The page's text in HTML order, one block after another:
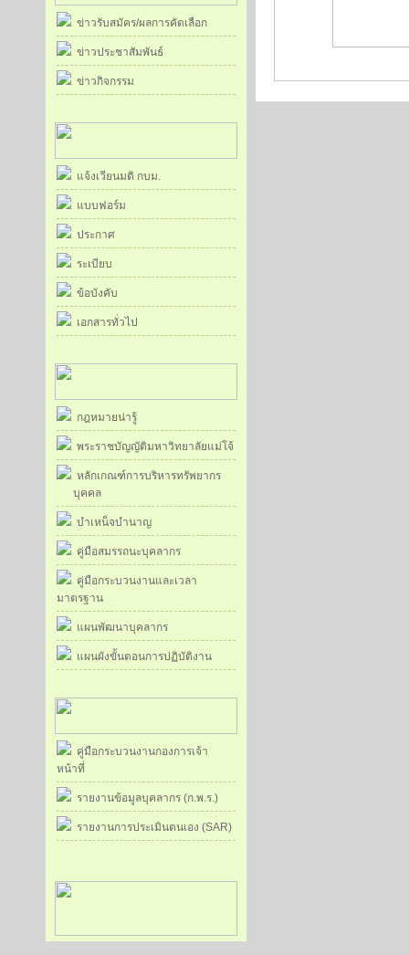
ข่าวรับสมัคร/ผลการคัดเลือก
ข่าวประชาสัมพันธ์
ข่าวกิจกรรม
แจ้งเวียนมติ กบม.
แบบฟอร์ม
ประกาศ
ระเบียบ
ข้อบังคับ
เอกสารทั่วไป
กฎหมายน่ารู้
พระราชบัญญัติมหาวิทยาลัยแม่โจ้
หลักเกณฑ์การบริหารทรัพยากร
บุคคล
บำเหน็จบำนาญ
คู่มือสมรรถนะบุคลากร
คู่มือกระบวนงานและเวลา
มาตรฐาน
แผนพัฒนาบุคลากร
แผนผังขั้นตอนการปฏิบัติงาน
คู่มือกระบวนงานกองการเจ้า
หน้าที่
รายงานข้อมูลบุคลากร (ก.พ.ร.)
รายงานการประเมินตนเอง (SAR)